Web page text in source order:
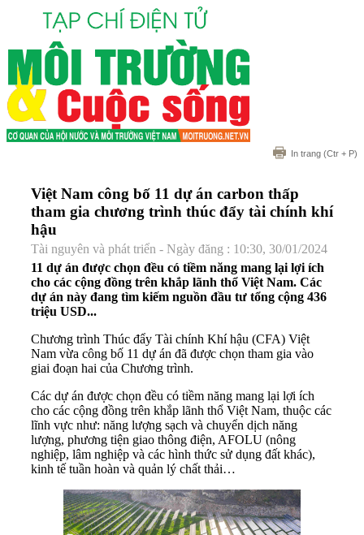
In trang (Ctr + P)
Việt Nam công bố 11 dự án carbon thấp
tham gia chương trình thúc đẩy tài chính khí
hậu
Tài nguyên và phát triển - Ngày đăng : 10:30, 30/01/2024
11 dự án được chọn đều có tiềm năng mang lại lợi ích
cho các cộng đồng trên khắp lãnh thổ Việt Nam. Các
dự án này đang tìm kiếm nguồn đầu tư tổng cộng 436
triệu USD...
Chương trình Thúc đẩy Tài chính Khí hậu (CFA) Việt
Nam vừa công bố 11 dự án đã được chọn tham gia vào
giai đoạn hai của Chương trình.
Các dự án được chọn đều có tiềm năng mang lại lợi ích
cho các cộng đồng trên khắp lãnh thổ Việt Nam, thuộc các
lĩnh vực như: năng lượng sạch và chuyển dịch năng
lượng, phương tiện giao thông điện, AFOLU (nông
nghiệp, lâm nghiệp và các hình thức sử dụng đất khác),
kinh tế tuần hoàn và quản lý chất thải…